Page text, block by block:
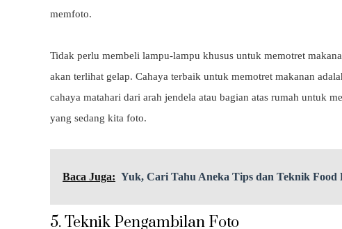
memfoto.
Tidak perlu membeli lampu-lampu khusus untuk memotret
akan terlihat gelap. Cahaya terbaik untuk memotret makanan
cahaya matahari dari arah jendela atau bagian atas rumah untuk
yang sedang kita foto.
Baca Juga: Yuk, Cari Tahu Aneka Tips dan Teknik Food
5. Teknik Pengambilan Foto